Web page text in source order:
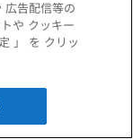
広告配信等の
や クッキー
」 を クリッ